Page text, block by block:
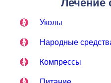
Уколы
Народные
Компрессы